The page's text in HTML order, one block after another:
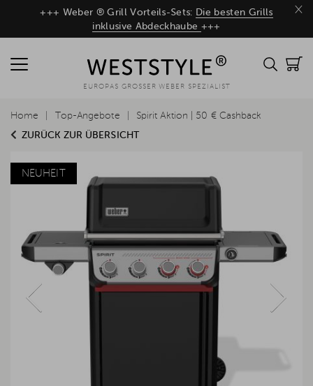
×
+++ Weber ® Grill Vorteils-Sets: Die besten Grills
inklusive Abdeckhaube +++
EUROPAS GROSSER WEBER SPEZIALIST
ZURÜCK ZUR ÜBERSICHT
Home Top-Angebote Spirit Aktion | 50 € Cashback
NEUHEIT